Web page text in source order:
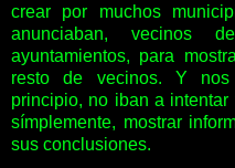
crear por muchos
anunciaban, vecinos
ayuntamientos, para
resto de vecinos. Y nos
principio, no iban a
símplemente, mostrar
sus conclusiones.